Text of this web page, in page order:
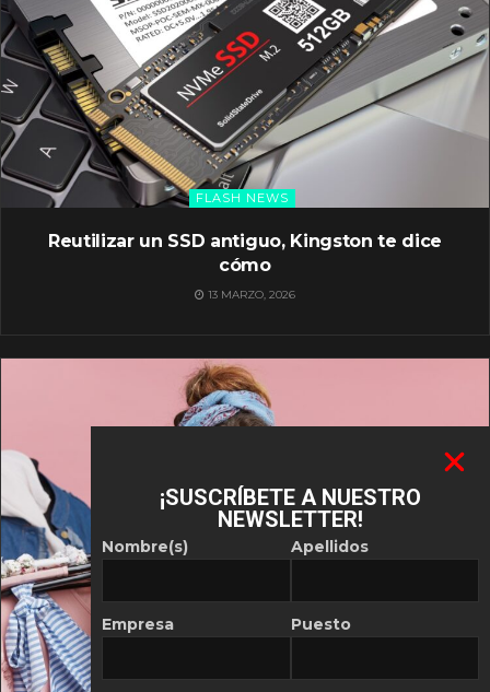
FLASH NEWS
Reutilizar un SSD antiguo, Kingston te dice
cómo
13 MARZO, 2026
¡SUSCRÍBETE A NUESTRO
NEWSLETTER!
Nombre(s)
Empresa
Apellidos
Puesto